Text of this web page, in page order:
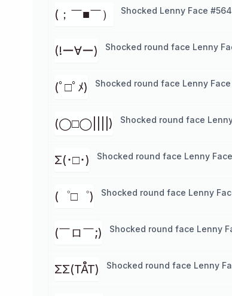
(；￣■￣） Shocked Lenny Face
(!ー∀ー) Shocked round face Lenny
(ﾟ□ﾟﾒ) Shocked round face Lenny
(◯□◯||||) Shocked round face
Σ(･□･) Shocked round face Lenny
(゜□゜) Shocked round face Lenny
(￣ロ￣;) Shocked round face Lenny
ΣΣ(TÅT) Shocked round face Lenny